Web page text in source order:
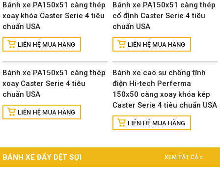
Bánh xe PA150x51 càng thép
xoay khóa Caster Serie 4 tiêu
chuẩn USA
Bánh xe PA150x51 càng thép
cố định Caster Serie 4 tiêu
chuẩn USA
Bánh xe PA150x51 càng thép
xoay Caster Serie 4 tiêu
chuẩn USA
Bánh xe cao su chống tĩnh
điện Hi-tech Perferma
150x50 càng xoay khóa kép
Caster Serie 4 tiêu chuẩn USA
BÁNH XE ĐẨY DỆT SỢI XEM TẤT CẢ »